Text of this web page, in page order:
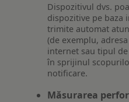
Dispozitivul dvs.
dispozitive pe baza
trimite automat
(de exemplu,
internet sau tipul
în sprijinul
notificare.
Măsurarea